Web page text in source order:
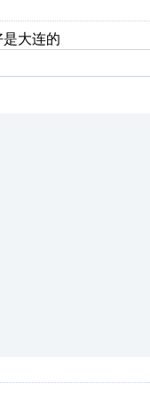
是大连的